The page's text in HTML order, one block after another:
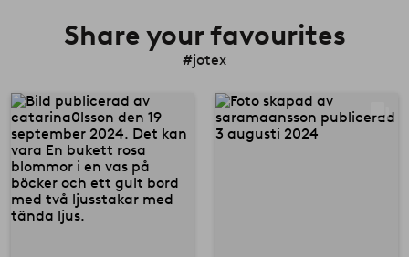
Share your favourites
#jotex